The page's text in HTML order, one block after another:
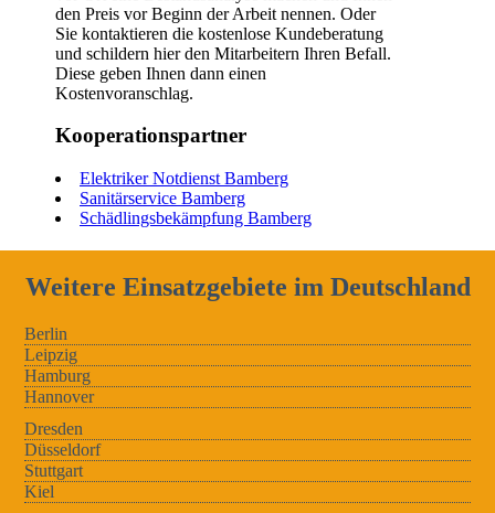
den Preis vor Beginn der Arbeit nennen. Oder
Sie kontaktieren die kostenlose Kundeberatung
und schildern hier den Mitarbeitern Ihren Befall.
Diese geben Ihnen dann einen
Kostenvoranschlag.
Kooperationspartner
Elektriker Notdienst Bamberg
Sanitärservice Bamberg
Schädlingsbekämpfung Bamberg
Weitere Einsatzgebiete im Deutschland
Berlin
Leipzig
Hamburg
Hannover
Dresden
Düsseldorf
Stuttgart
Kiel